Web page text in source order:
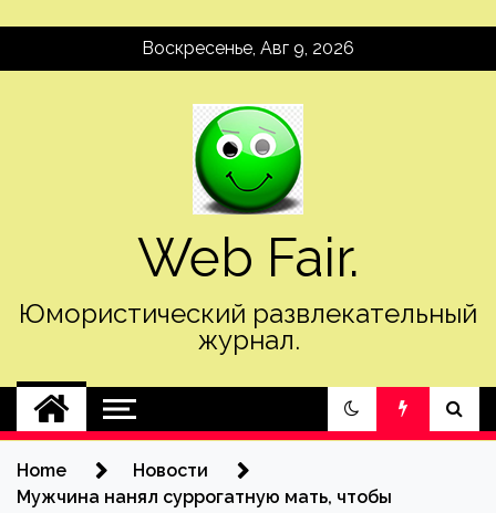
Воскресенье, Авг 9, 2026
Web Fair.
Юмористический развлекательный
журнал.
Home
Новости
Мужчина нанял суррогатную мать, чтобы